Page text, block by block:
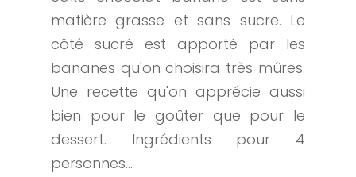
matière grasse et sans sucre. Le
côté sucré est apporté par les
bananes qu'on choisira très mûres.
Une recette qu'on apprécie aussi
bien pour le goûter que pour le
dessert. Ingrédients pour 4
personnes...